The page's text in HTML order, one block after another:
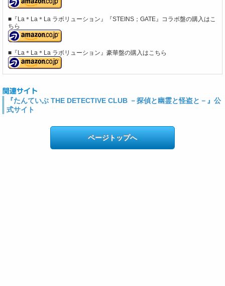
■『La＊La＊La ラボリューション』『STEINS；GATE』コラボ盤の購入はこ
ちら
■『La＊La＊La ラボリューション』豪華盤の購入はこちら
『たんていぶ THE DETECTIVE CLUB －探偵と幽霊と怪盗と－』公
式サイト
ページトップへ